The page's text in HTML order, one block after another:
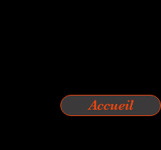
Accueil